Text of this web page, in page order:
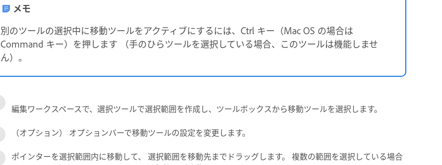
メモ
別のツールの選択中に移動ツールをアクティブにするには、Ctrl キー（Mac OS の場合は
Command キー）を押します （手のひらツールを選択している場合、このツールは機能しませ
ん）。
編集ワークスペースで、選択ツールで選択範囲を作成し、ツールボックスから移動ツールを選択します。
（オプション） オプションバーで移動ツールの設定を変更します。
ポインターを選択範囲内に移動して、 選択範囲を移動先までドラッグします。 複数の範囲を選択している場合